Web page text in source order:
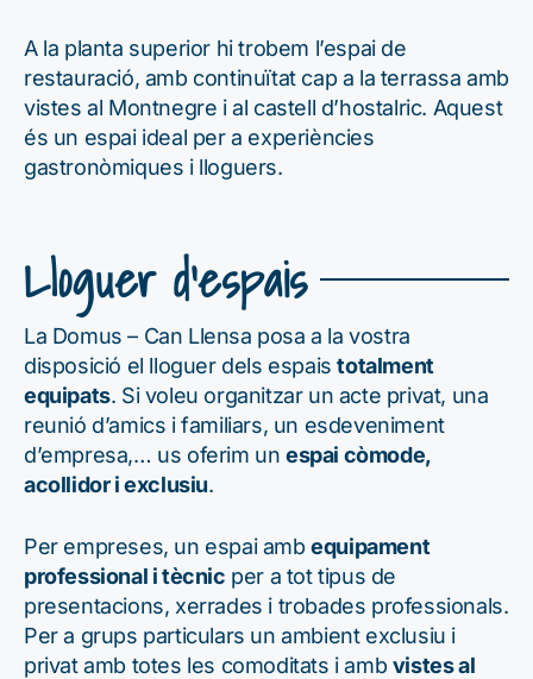
A la planta superior hi trobem l’espai de
restauració, amb continuïtat cap a la terrassa amb
vistes al Montnegre i al castell d’hostalric. Aquest
és un espai ideal per a experiències
gastronòmiques i lloguers.
Lloguer d'espais
La Domus – Can Llensa posa a la vostra
disposició el lloguer dels espaistotalment
equipats. Si voleu organitzar un acte privat, una
reunió d’amics i familiars, un esdeveniment
d’empresa,… us oferim unespai còmode,
acollidor i exclusiu.
Per empreses, un espai ambequipament
professional i tècnic per a tot tipus de
presentacions, xerrades i trobades professionals.
Per a grups particulars un ambient exclusiu i
privat amb totes les comoditats i amb vistes al